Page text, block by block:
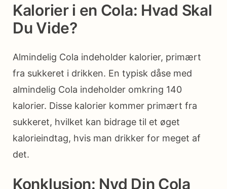
Kalorier i en Cola: Hvad Skal
Du Vide?
Almindelig Cola indeholder kalorier, primært
fra sukkeret i drikken. En typisk dåse med
almindelig Cola indeholder omkring 140
kalorier. Disse kalorier kommer primært fra
sukkeret, hvilket kan bidrage til et øget
kalorieindtag, hvis man drikker for meget af
det.
Konklusion: Nyd Din Cola